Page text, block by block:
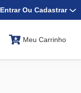
Entrar Ou Cadastrar
Meu Carrinho